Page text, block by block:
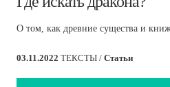
О том, как древние существа и
03.11.2022 ТЕКСТЫ / Статьи